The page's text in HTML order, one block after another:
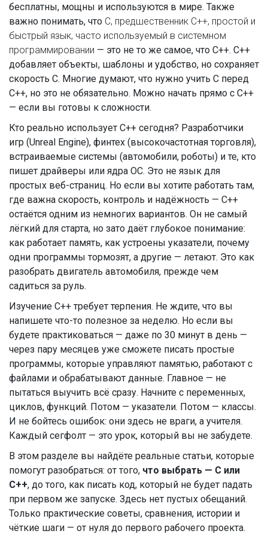
бесплатны, мощны и используются в мире. Также
важно понимать, что C, предшественник C++, простой и
быстрый язык, часто используемый в системном
программировании — это не то же самое, что C++. C++
добавляет объекты, шаблоны и удобство, но сохраняет
скорость C. Многие думают, что нужно учить C перед
C++, но это не обязательно. Можно начать прямо с C++
— если вы готовы к сложности.
Кто реально использует C++ сегодня? Разработчики
игр (Unreal Engine), финтех (высокочастотная торговля),
встраиваемые системы (автомобили, роботы) и те, кто
пишет драйверы или ядра ОС. Это не язык для
простых веб-страниц. Но если вы хотите работать там,
где важна скорость, контроль и надёжность — C++
остаётся одним из немногих вариантов. Он не самый
лёгкий для старта, но зато даёт глубокое понимание:
как работает память, как устроены указатели, почему
одни программы тормозят, а другие — летают. Это как
разобрать двигатель автомобиля, прежде чем
садиться за руль.
Изучение C++ требует терпения. Не ждите, что вы
напишете что-то полезное за неделю. Но если вы
будете практиковаться — даже по 30 минут в день —
через пару месяцев уже сможете писать простые
программы, которые управляют памятью, работают с
файлами и обрабатывают данные. Главное — не
пытаться выучить всё сразу. Начните с переменных,
циклов, функций. Потом — указатели. Потом — классы.
И не бойтесь ошибок: они здесь не враги, а учителя.
Каждый сегфолт — это урок, который вы не забудете.
В этом разделе вы найдёте реальные статьи, которые
помогут разобраться: от того, что выбрать — C или
C++, до того, как писать код, который не будет падать
при первом же запуске. Здесь нет пустых обещаний.
Только практические советы, сравнения, истории и
чёткие шаги — от нуля до первого рабочего проекта.